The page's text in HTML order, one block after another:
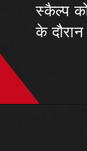
स्कैल्प
के